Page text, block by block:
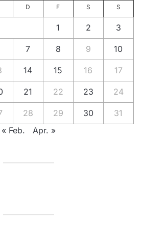
D F S S
1 2 3
7 8 9 10
14 15 16 17
21 22 23 24
28 29 30
31
« Feb.
Apr. »